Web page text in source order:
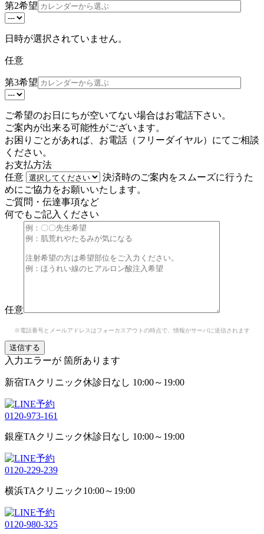
第2希望
日時が選択されていません。
任意
第3希望
ご希望のお日にちが空いてない場合はお電話下さい。
ご案内が出来る可能性がございます。
お困りごとがあれば、お電話（フリーダイヤル）にてご相談
ください。
お支払方法
任意
決済時のご案内をスムーズに行うた
めにご協力をお願いいたします。
ご質問・伝達事項など
何でもご記入ください
任意
※電話番号とメールアドレスはフォーカスアウトの時点で、情報がサーバに送信されます
入力エラーが 箇所あります
新宿TAクリニック休診日なし 10:00～19:00
0120-973-161
銀座TAクリニック休診日なし 10:00～19:00
0120-229-239
横浜TAクリニック10:00～19:00
0120-980-325